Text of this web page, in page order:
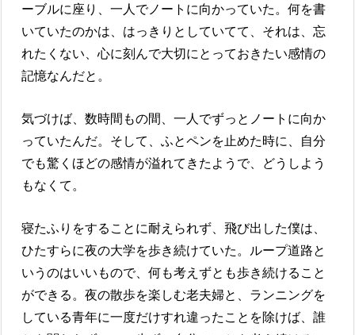
ーブルに座り、一人でノートに向かっていた。何を書
いていたのかは、はっきりとしていてて、それは、忘
れたくない、心に刻んで大切にとっておきたい感情の
記憶なんだと。
気づけば、数時間もの間、一人でずっとノートに向か
っていたんだ。そして、ふとペンを止めた時に、自分
でも驚くほどの感情が溢れてきたようで、どうしよう
もなくて。
寝たふりをすることに耐えられず、飛び出した僕は、
ひたすらに夜の大学を歩き続けていた。ループ道路と
いうのはいいもので、何も考えずとも歩き続けること
ができる。夜の散歩を楽しむ老夫婦と、ランニングを
している青年に一度だけすれ違ったことを除けば、誰